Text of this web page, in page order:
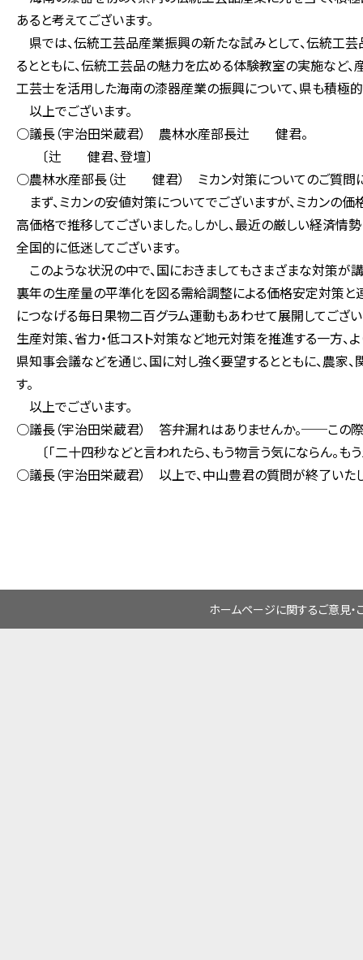
あると考えてございます。
県では、伝統工芸品産業振興の新たな試みとして、伝統工
るとともに、伝統工芸品の魅力を広める体験教室の実施など
工芸士を活用した海南の漆器産業の振興について、県も積極
以上でございます。
○議長（宇治田栄蔵君） 農林水産部長辻 健君。
〔辻 健君、登壇〕
○農林水産部長（辻 健君） ミカン対策についてのご質問に
まず、ミカンの安値対策についてでございますが、ミカン
高価格で推移してございました。しかし、最近の厳しい経済情
全国的に低迷してございます。
このような状況の中で、国におきましてもさまざまな対策が
裏年の生産量の平準化を図る需給調整による価格安定対策と
につなげる毎日果物二百グラム運動もあわせて展開してござ
生産対策、省力・低コスト対策など地元対策を推進する一方
県知事会議などを通じ、国に対し強く要望するとともに、農家
す。
以上でございます。
○議長（宇治田栄蔵君） 答弁漏れはありませんか。──この際
〔「二十四秒などと言われたら、もう物言う気にならん。もう
○議長（宇治田栄蔵君） 以上で、中山豊君の質問が終了いた
ホームページに関するご意見・